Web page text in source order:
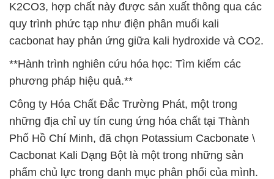
K2CO3, hợp chất này được sản xuất thông qua các
quy trình phức tạp như điện phân muối kali
cacbonat hay phản ứng giữa kali hydroxide và CO2.
**Hành trình nghiên cứu hóa học: Tìm kiếm các
phương pháp hiệu quả.**
Công ty Hóa Chất Đắc Trường Phát, một trong
những địa chỉ uy tín cung ứng hóa chất tại Thành
Phố Hồ Chí Minh, đã chọn Potassium Cacbonate \
Cacbonat Kali Dạng Bột là một trong những sản
phẩm chủ lực trong danh mục phân phối của mình.